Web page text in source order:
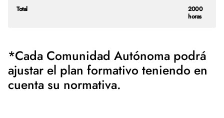
Total
2000
horas
*Cada Comunidad Autónoma podrá
ajustar el plan formativo teniendo en
cuenta su normativa.